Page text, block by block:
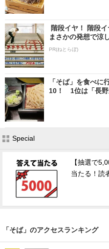
階段イヤ！ 階段
まさかの発想で涼
PR(ねとらぼ)
「そば」を食べに
10！ 1位は「長野
Special
【抽選で
当たる！読
「そば」のアクセスランキング